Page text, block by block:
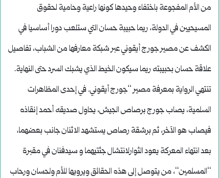
من الأم المفجوعة باختفاء وحيدها كونها راعية وحامية لحقوق
المسيحيين في الدولة، ريما حبيبة حسان التي ستلعب دورا أساسيا في
الكشف عن مصير جورج أيقوني عبر شبكة معارفها من الشباب، تفاصيل
علاقة حسان بحبيبته ريما سيكون الخيط الذي يشبك السرد حتى النهاية.
تنتهي الرواية بمعرفة مصير ‘‘جورج أيقوني. في إحدى المظاهرات
السلمية، يصاب جورج برصاص الجيش، يحاول صديقه أحمد إنقاذه
فيصاب هو الآخر، ثم برشقة رصاص يستشهد الاثنان جانب بعضهما،
بعد انتهاء المعركة يعود الثوارلانتشال جثتيهما و سيدفنان في مقبرة
‘‘المسلمين‘‘، من يتوصل إلى هذه الحقائق ويرويها للأم ولحسان ورحاب